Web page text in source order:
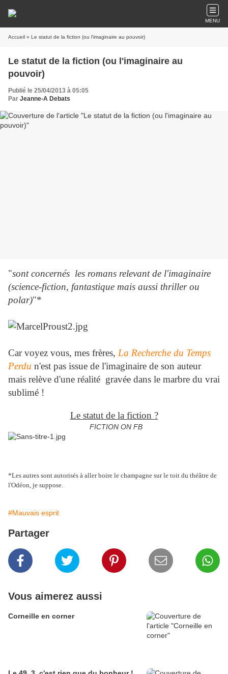
MENU
Accueil » Le statut de la fiction (ou l'imaginaire au pouvoir)
Le statut de la fiction (ou l'imaginaire au
pouvoir)
Publié le 25/04/2013 à 05:05
Par Jeanne-A Debats
"sont concernés les romans relevant de l'imaginaire
(science-fiction, fantastique mais aussi thriller ou
polar)"*
Car voyez vous, mes frères, La Recherche du Temps
Perdu n'est pas issue de l'imaginaire de son auteur
mais relève d'une réalité gravée dans le marbre du vrai
sublimé !
Le statut de la fiction ?
FICTION ON FB
*Les autres sont autorisés à aller boire le champagne sur le toit du théâtre de
l'Odéon, je suppose.
#Mauvais esprit
Partager
Vous aimerez aussi
Corneille en corner